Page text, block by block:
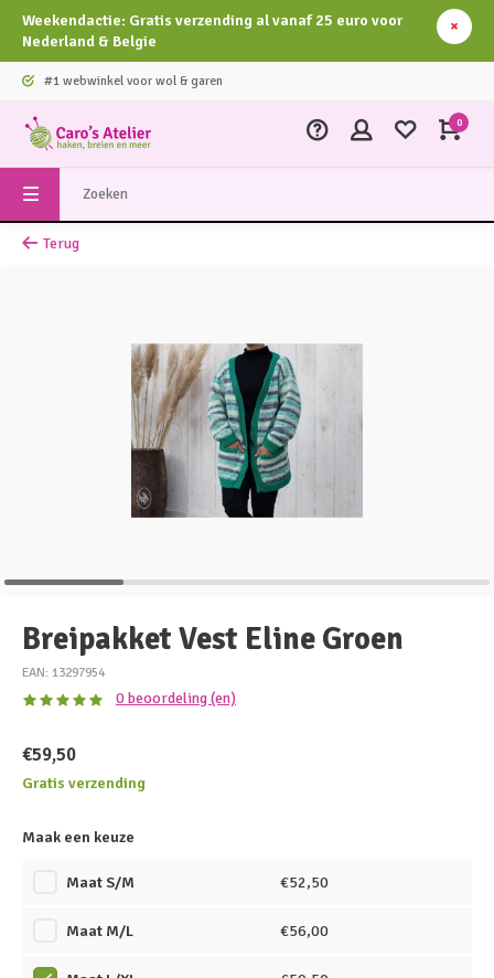
Weekendactie: Gratis verzending al vanaf 25 euro voor
Nederland & Belgie
#1 webwinkel voor wol & garen
0
Terug
Breipakket Vest Eline Groen
EAN: 13297954
0 beoordeling (en)
€59,50
Gratis verzending
Maak een keuze
Maat S/M €52,50
Maat M/L €56,00